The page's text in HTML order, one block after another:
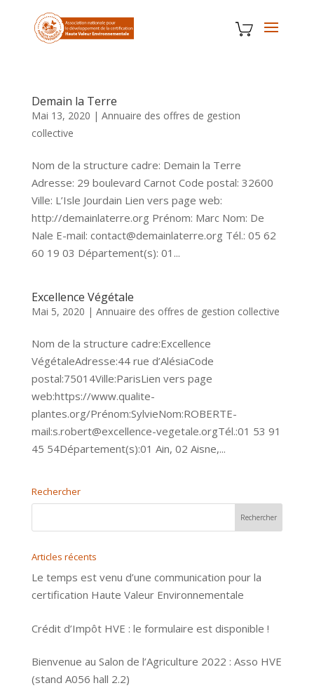
Demain la Terre
Mai 13, 2020 | Annuaire des offres de gestion
collective
Nom de la structure cadre: Demain la Terre
Adresse: 29 boulevard Carnot Code postal: 32600
Ville: L’Isle Jourdain Lien vers page web:
http://demainlaterre.org Prénom: Marc Nom: De
Nale E-mail: contact@demainlaterre.org Tél.: 05 62
60 19 03 Département(s): 01...
Excellence Végétale
Mai 5, 2020 | Annuaire des offres de gestion collective
Nom de la structure cadre:Excellence
VégétaleAdresse:44 rue d’AlésiaCode
postal:75014Ville:ParisLien vers page
web:https://www.qualite-
plantes.org/Prénom:SylvieNom:ROBERTE-
mail:s.robert@excellence-vegetale.orgTél.:01 53 91
45 54Département(s):01 Ain, 02 Aisne,...
Rechercher
Articles récents
Le temps est venu d’une communication pour la
certification Haute Valeur Environnementale
Crédit d’Impôt HVE : le formulaire est disponible !
Bienvenue au Salon de l’Agriculture 2022 : Asso HVE
(stand A056 hall 2.2)